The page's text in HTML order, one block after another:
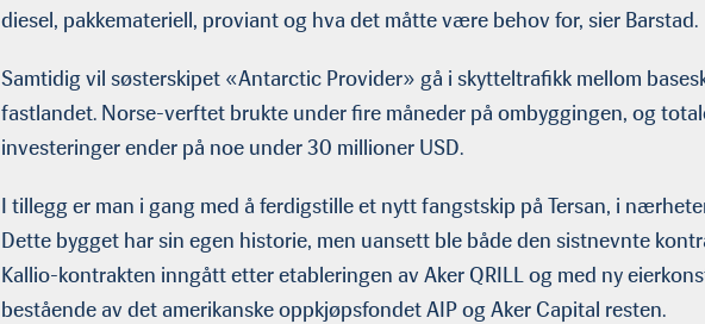
diesel, pakkemateriell, proviant og hva det måtte være behov for, sier Barstad.
Samtidig vil søsterskipet «Antarctic Provider» gå i skytteltrafikk mellom
fastlandet. Norse-verftet brukte under fire måneder på ombyggingen, og
investeringer ender på noe under 30 millioner USD.
I tillegg er man i gang med å ferdigstille et nytt fangstskip på Tersan, i
Dette bygget har sin egen historie, men uansett ble både den sistnevnte
Kallio-kontrakten inngått etter etableringen av Aker QRILL og med ny
bestående av det amerikanske oppkjøpsfondet AIP og Aker Capital resten.